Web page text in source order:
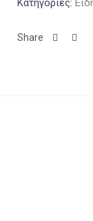
Κατηγορίες: